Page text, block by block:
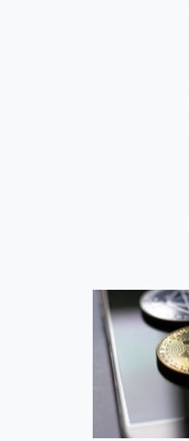
yatırımcıları jetonunuzu
şey konusunda eğitmek
Bu sadece organik çekiş
kalmaz, aynı zamanda
sergileyerek
Token